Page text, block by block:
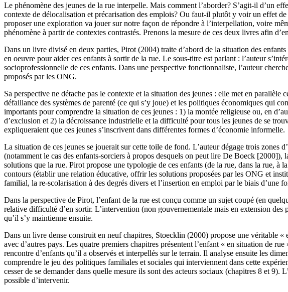
Le phénomène des jeunes de la rue interpelle. Mais comment l’aborder? S’agit-il d’un
contexte de délocalisation et précarisation des emplois? Ou faut-il plutôt y voir un effet
proposer une exploration va jouer sur notre façon de répondre à l’interpellation, voire
phénomène à partir de contextes contrastés. Prenons la mesure de ces deux livres afin
Dans un livre divisé en deux parties, Pirot (2004) traite d’abord de la situation des
en oeuvre pour aider ces enfants à sortir de la rue. Le sous-titre est parlant : l’auteur
socioprofessionnelle de ces enfants. Dans une perspective fonctionnaliste, l’auteur
proposés par les ONG.
Sa perspective ne détache pas le contexte et la situation des jeunes : elle met en
défaillance des systèmes de parenté (ce qui s’y joue) et les politiques économiques qui
importants pour comprendre la situation de ces jeunes : 1) la montée religieuse ou, en
d’exclusion et 2) la décroissance industrielle et la difficulté pour tous les jeunes de se
expliqueraient que ces jeunes s’inscrivent dans différentes formes d’économie informelle.
La situation de ces jeunes se jouerait sur cette toile de fond. L’auteur dégage trois
(notamment le cas des enfants-sorciers à propos desquels on peut lire De Boeck
solutions que la rue. Pirot propose une typologie de ces enfants (de la rue, dans la rue,
contours (établir une relation éducative, offrir les solutions proposées par les ONG et
familial, la re-scolarisation à des degrés divers et l’insertion en emploi par le biais d’une
Dans la perspective de Pirot, l’enfant de la rue est conçu comme un sujet coupé (en
relative difficulté d’en sortir. L’intervention (non gouvernementale mais en extension
qu’il s’y maintienne ensuite.
Dans un livre dense construit en neuf chapitres, Stoecklin (2000) propose une véritable
avec d’autres pays. Les quatre premiers chapitres présentent l’enfant « en situation de
rencontre d’enfants qu’il a observés et interpellés sur le terrain. Il analyse ensuite les
comprendre le jeu des politiques familiales et sociales qui interviennent dans cette
cesser de se demander dans quelle mesure ils sont des acteurs sociaux (chapitres 8 et
possible d’intervenir.